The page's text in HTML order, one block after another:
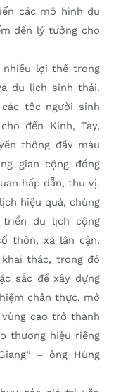
các mô hình du
đến lý tưởng cho
nhiều lợi thế trong
du lịch sinh thái.
tộc người sinh
đến Kinh, Tày,
thống đầy màu
gian cộng đồng
hấp dẫn, thú vị.
hiệu quả, chúng
du lịch cộng
thôn, xã lân cận.
thác, trong đó
sắc để xây dựng
chân thực, mở
cao trở thành
thương hiệu riêng
– ông Hùng